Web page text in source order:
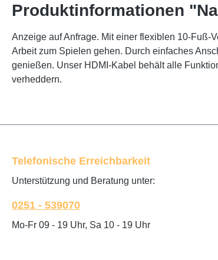
Produktinformationen
Anzeige auf Anfrage. Mit einer flexiblen 10-Fuß-
Arbeit zum Spielen gehen. Durch einfaches
genießen. Unser HDMI-Kabel behält alle
verheddern.
Telefonische Erreichbarkeit
Unterstützung und Beratung unter:
0251 - 539070
Mo-Fr 09 - 19 Uhr, Sa 10 - 19 Uhr